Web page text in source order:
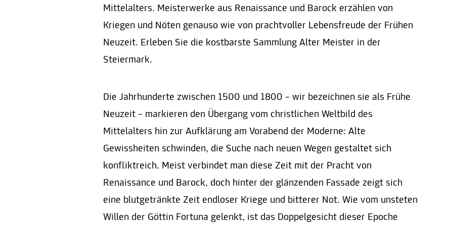
Mittelalters. Meisterwerke aus Renaissance und Barock erzählen von
Kriegen und Nöten genauso wie von prachtvoller Lebensfreude der Frühen
Neuzeit. Erleben Sie die kostbarste Sammlung Alter Meister in der
Steiermark.
Die Jahrhunderte zwischen 1500 und 1800 – wir bezeichnen sie als Frühe
Neuzeit – markieren den Übergang vom christlichen Weltbild des
Mittelalters hin zur Aufklärung am Vorabend der Moderne: Alte
Gewissheiten schwinden, die Suche nach neuen Wegen gestaltet sich
konfliktreich. Meist verbindet man diese Zeit mit der Pracht von
Renaissance und Barock, doch hinter der glänzenden Fassade zeigt sich
eine blutgetränkte Zeit endloser Kriege und bitterer Not. Wie vom unsteten
Willen der Göttin Fortuna gelenkt, ist das Doppelgesicht dieser Epoche